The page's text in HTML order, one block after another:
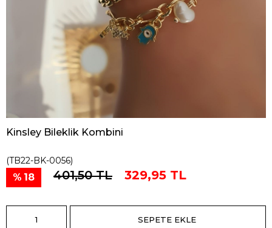
Kinsley Bileklik Kombini
(TB22-BK-0056)
18 401,50 TL 329,95 TL